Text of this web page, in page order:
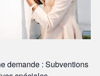
demande : Subventions